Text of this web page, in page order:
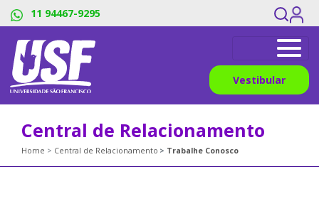
11 94467-9295
Vestibular
Central de Relacionamento
Home Central de Relacionamento Trabalhe Conosco